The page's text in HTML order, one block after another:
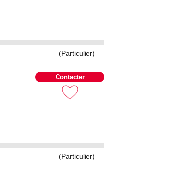
(Particulier)
Contacter
(Particulier)